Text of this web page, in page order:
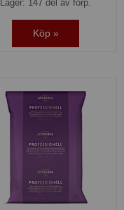
Lager: 147 del av förp.
Köp »